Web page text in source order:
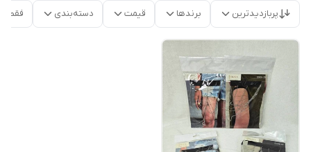
پربازدیدترین برندها قیمت دسته‌بندی فقط